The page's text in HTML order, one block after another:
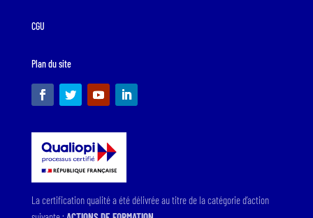
CGU
Plan du site
La certification qualité a été délivrée au titre de la catégorie d’action